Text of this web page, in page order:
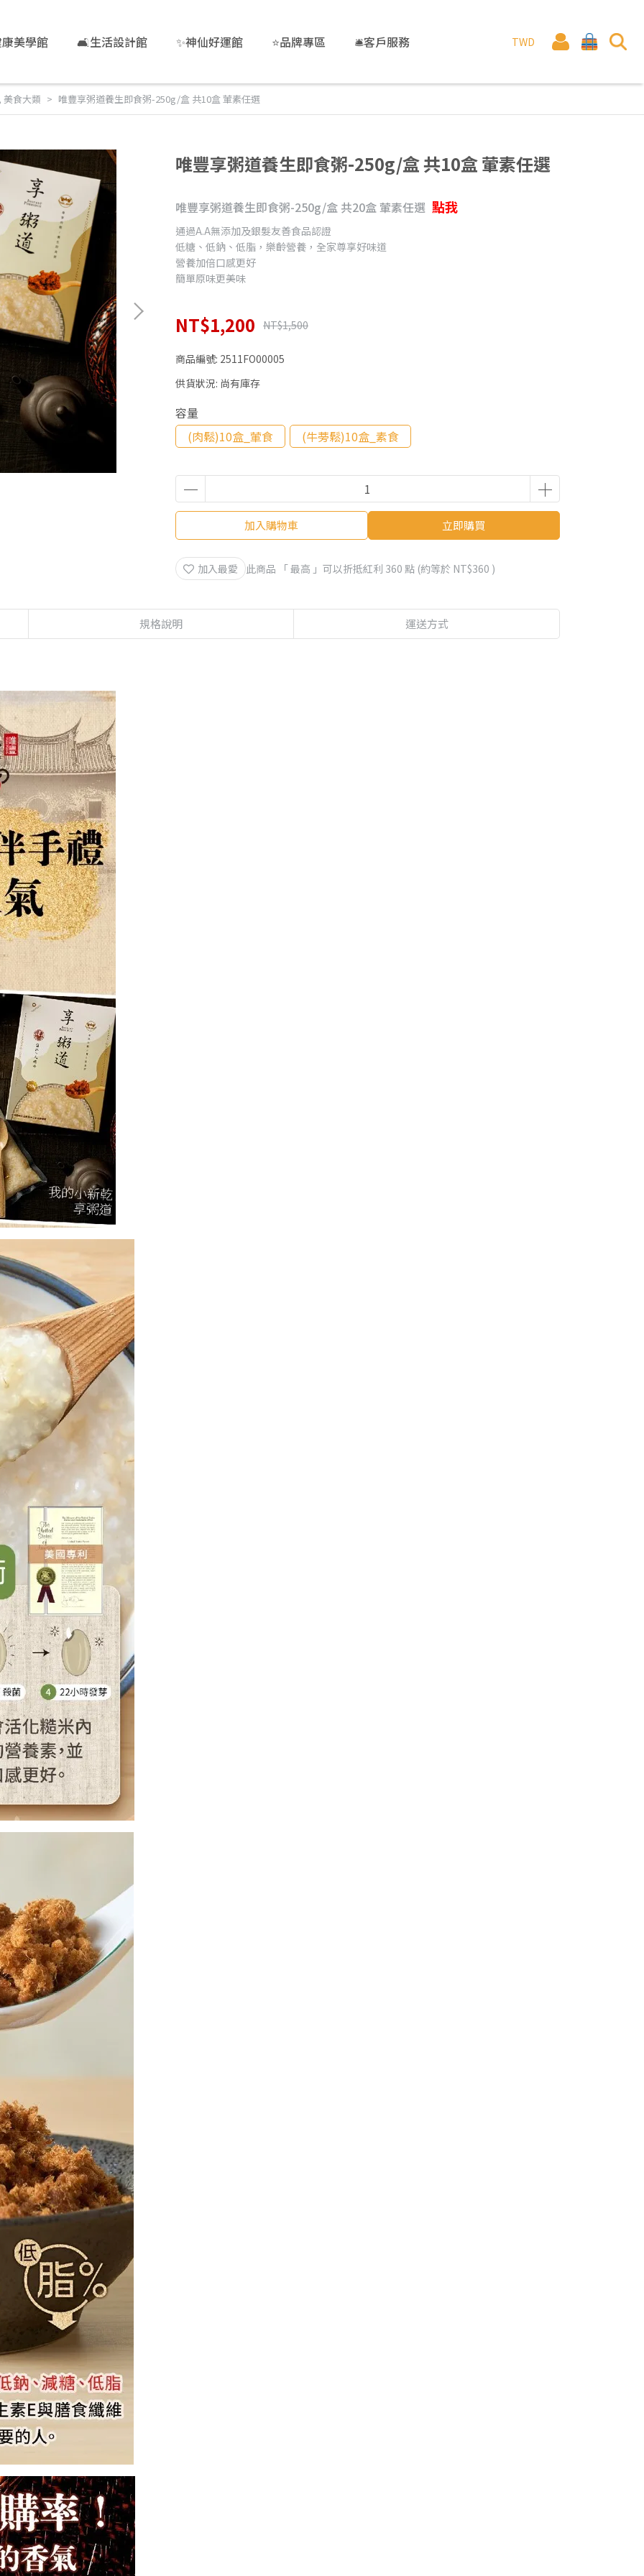
美學館 🛋️生活設計館 ✨神仙好運館 ⭐品牌專區 🛎️客戶服務 TWD
美食大類 唯豐享粥道養生即食粥-250g/盒 共10盒 葷素任選
唯豐享粥道養生即食粥-250g/盒 共10盒 葷素任選
唯豐享粥道養生即食粥-250g/盒 共20盒 葷素任選 點我
通過A.A無添加及銀髮友善食品認證
低糖、低鈉、低脂，樂齡營養，全家尊享好味道
營養加倍口感更好
簡單原味更美味
NT$1,200 NT$1,500
商品編號: 2511FO00005
供貨狀況: 尚有庫存
容量
(肉鬆)10盒_葷食
(牛蒡鬆)10盒_素食
加入購物車 立即購買
加入最愛 此商品 「 最高 」可以折抵紅利 360 點 (約等於 NT$360 )
規格說明 運送方式